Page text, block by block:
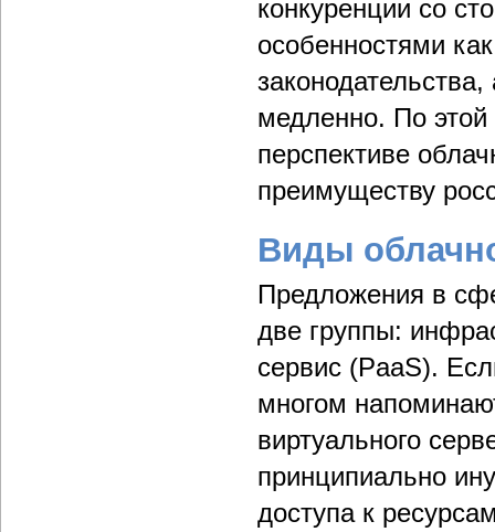
конкуренции со
особенностями
медленно. По этой
перспективе
преимуществу
Виды
Предложения в
две группы:
сервис (PaaS).
многом
виртуального
принципиально
доступа к